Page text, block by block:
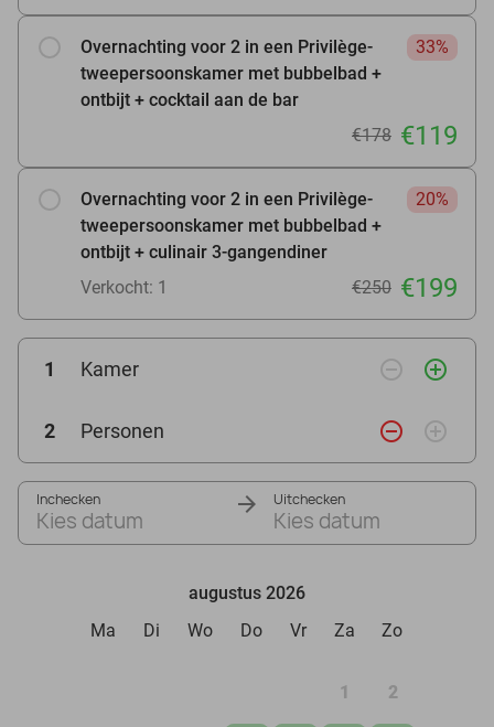
Overnachting voor 2 in een Privilège-
tweepersoonskamer met bubbelbad +
ontbijt + cocktail aan de bar
33%
€178 €119
Overnachting voor 2 in een Privilège-
tweepersoonskamer met bubbelbad +
ontbijt + culinair 3-gangendiner
20%
Verkocht: 1 €250 €199
1 Kamer remove_circle_outline add_circle_outline
2 Personen remove_circle_outline add_circle_outline
Inchecken
Kies datum
Uitchecken
Kies datum
augustus 2026
Ma
Di Wo Do Vr Za Zo
1 2